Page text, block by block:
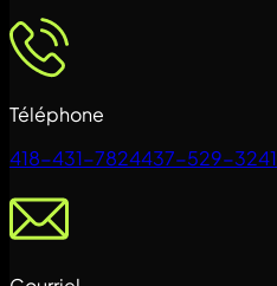
Téléphone
418-431-7824437-529-3241